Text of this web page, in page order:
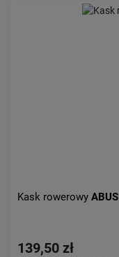
Kask rowerowy ABUS
139,50 zł